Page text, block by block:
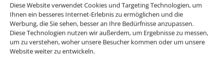
Diese Website verwendet Cookies und Targeting Technologien, um
Ihnen ein besseres Internet-Erlebnis zu ermöglichen und die
Werbung, die Sie sehen, besser an Ihre Bedürfnisse anzupassen.
Diese Technologien nutzen wir außerdem, um Ergebnisse zu messen,
um zu verstehen, woher unsere Besucher kommen oder um unsere
Website weiter zu entwickeln.